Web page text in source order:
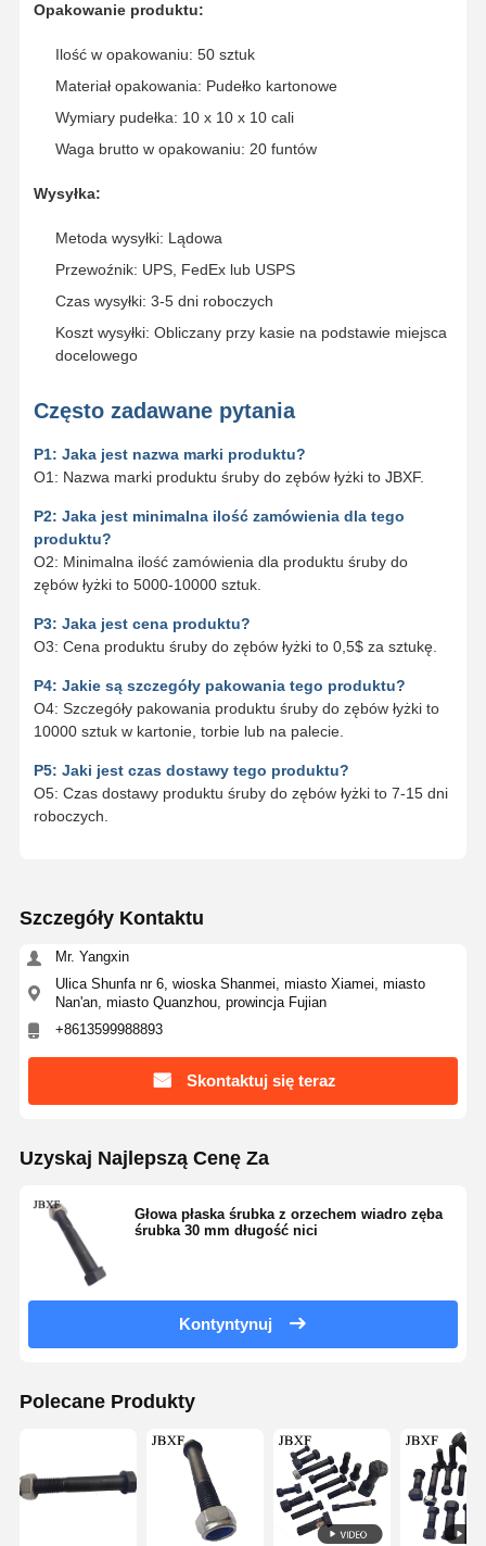
Opakowanie produktu:
Ilość w opakowaniu: 50 sztuk
Materiał opakowania: Pudełko kartonowe
Wymiary pudełka: 10 x 10 x 10 cali
Waga brutto w opakowaniu: 20 funtów
Wysyłka:
Metoda wysyłki: Lądowa
Przewoźnik: UPS, FedEx lub USPS
Czas wysyłki: 3-5 dni roboczych
Koszt wysyłki: Obliczany przy kasie na podstawie miejsca
docelowego
Często zadawane pytania
P1: Jaka jest nazwa marki produktu?
O1: Nazwa marki produktu śruby do zębów łyżki to JBXF.
P2: Jaka jest minimalna ilość zamówienia dla tego
produktu?
O2: Minimalna ilość zamówienia dla produktu śruby do
zębów łyżki to 5000-10000 sztuk.
P3: Jaka jest cena produktu?
O3: Cena produktu śruby do zębów łyżki to 0,5$ za sztukę.
P4: Jakie są szczegóły pakowania tego produktu?
O4: Szczegóły pakowania produktu śruby do zębów łyżki to
10000 sztuk w kartonie, torbie lub na palecie.
P5: Jaki jest czas dostawy tego produktu?
O5: Czas dostawy produktu śruby do zębów łyżki to 7-15 dni
roboczych.
Szczegóły Kontaktu
Mr. Yangxin
Ulica Shunfa nr 6, wioska Shanmei, miasto Xiamei, miasto
Nan'an, miasto Quanzhou, prowincja Fujian
+8613599988893
Skontaktuj się teraz
Uzyskaj Najlepszą Cenę Za
Głowa płaska śrubka z orzechem wiadro zęba
śrubka 30 mm długość nici
Kontyntynuj
Polecane Produkty